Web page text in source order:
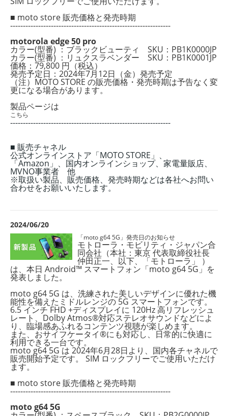
■ moto store 販売価格と発売時期
---------------------------------------------------------------
motorola edge 50 pro
カラー(型番) ：ブラックビューティ SKU：PB1K0000JP
カラー(型番) ：リュクスラベンダー SKU：PB1K0001JP
価格：79,800 円（税込）
発売予定日：2024年7月12日 （金） 発売予定
（注）MOTO STORE の販売価格・発売時期は予告なく変
更になる場合があります。
製品ページは
こちら
---------------------------------------------------------------
■ 販売チャネル
公式オンラインストア「MOTO STORE」、
「Amazon」、国内オンラインショップ、家電量販店、
MVNO事業者 他
※取扱い製品、販売価格、発売時期などは各社へお問い
合わせをお願いいたします。
2024/06/20
「moto g64 5G」発売日のお知らせ
モトローラ・モビリティ・ジャパン合
同会社（本社：東京 代表取締役社長
仲田正一、 以下、「モトローラ」 ）
は、本日 Android™ スマートフォン「moto g64 5G」を
発表し ました。
moto g64 5G は、洗練された美しいデザインに優れた機
能性を備えたミドルレンジの 5Gスマートフォンです。
6.5 インチ FHD +ディスプレイに 120Hz 高リフレッシュ
レート、 Dolby Atmos®対応ステレオサウンドなどによ
り、臨場感あふれるコンテンツ視聴が楽しめます。
また、おサイフケータイ®にも対応し、日常的に快適に
利用できる一台です。
moto g64 5G は 2024年6月28日より、国内各チャネルで
販売開始予定です。 SIM ロ ックフリーでご使用いただけ
ます。
■ moto store 販売価格と発売時期
---------------------------------------------------------------
moto g64 5G